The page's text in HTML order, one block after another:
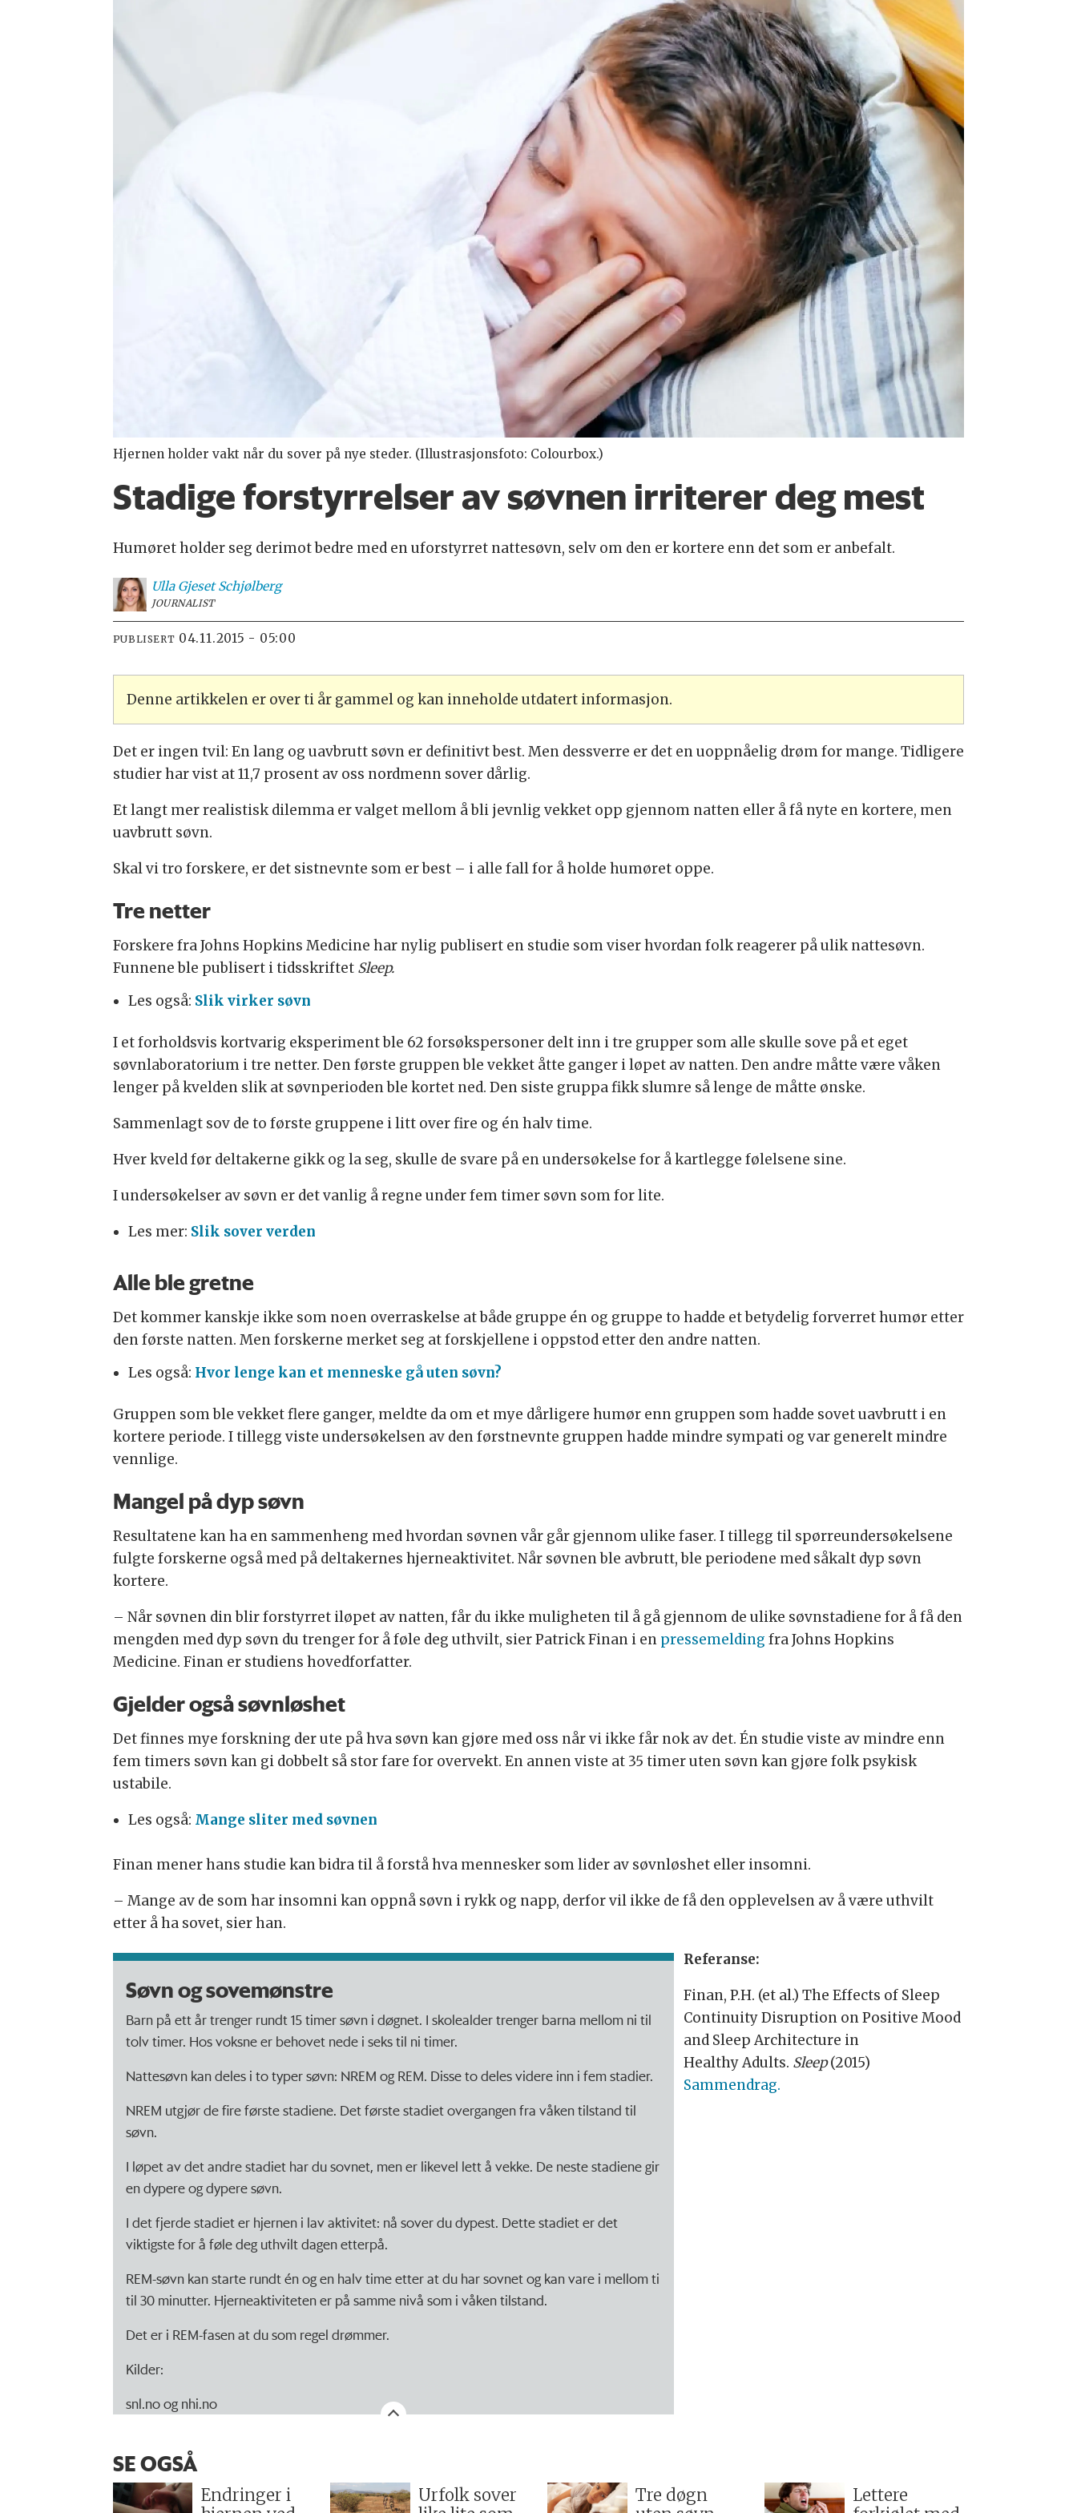
Hjernen holder vakt når du sover på nye steder. (Illustrasjonsfoto: Colourbox.)
Stadige forstyrrelser av søvnen irriterer deg mest
Humøret holder seg derimot bedre med en uforstyrret nattesøvn, selv om den er kortere enn det som er anbefalt.
Ulla Gjeset Schjølberg
JOURNALIST
PUBLISERT 04.11.2015 - 05:00
Denne artikkelen er over ti år gammel og kan inneholde utdatert informasjon.
Det er ingen tvil: En lang og uavbrutt søvn er definitivt best. Men dessverre er det en uoppnåelig drøm for mange. Tidligere
studier har vist at 11,7 prosent av oss nordmenn sover dårlig.
Et langt mer realistisk dilemma er valget mellom å bli jevnlig vekket opp gjennom natten eller å få nyte en kortere, men
uavbrutt søvn.
Skal vi tro forskere, er det sistnevnte som er best – i alle fall for å holde humøret oppe.
Tre netter
Forskere fra Johns Hopkins Medicine har nylig publisert en studie som viser hvordan folk reagerer på ulik nattesøvn.
Funnene ble publisert i tidsskriftet Sleep.
Les også: Slik virker søvn
I et forholdsvis kortvarig eksperiment ble 62 forsøkspersoner delt inn i tre grupper som alle skulle sove på et eget
søvnlaboratorium i tre netter. Den første gruppen ble vekket åtte ganger i løpet av natten. Den andre måtte være våken
lenger på kvelden slik at søvnperioden ble kortet ned. Den siste gruppa fikk slumre så lenge de måtte ønske.
Sammenlagt sov de to første gruppene i litt over fire og én halv time.
Hver kveld før deltakerne gikk og la seg, skulle de svare på en undersøkelse for å kartlegge følelsene sine.
I undersøkelser av søvn er det vanlig å regne under fem timer søvn som for lite.
Les mer: Slik sover verden
Alle ble gretne
Det kommer kanskje ikke som noen overraskelse at både gruppe én og gruppe to hadde et betydelig forverret humør etter
den første natten. Men forskerne merket seg at forskjellene i oppstod etter den andre natten.
Les også: Hvor lenge kan et menneske gå uten søvn?
Gruppen som ble vekket flere ganger, meldte da om et mye dårligere humør enn gruppen som hadde sovet uavbrutt i en
kortere periode. I tillegg viste undersøkelsen av den førstnevnte gruppen hadde mindre sympati og var generelt mindre
vennlige.
Mangel på dyp søvn
Resultatene kan ha en sammenheng med hvordan søvnen vår går gjennom ulike faser. I tillegg til spørreundersøkelsene
fulgte forskerne også med på deltakernes hjerneaktivitet. Når søvnen ble avbrutt, ble periodene med såkalt dyp søvn
kortere.
– Når søvnen din blir forstyrret iløpet av natten, får du ikke muligheten til å gå gjennom de ulike søvnstadiene for å få den
mengden med dyp søvn du trenger for å føle deg uthvilt, sier Patrick Finan i en pressemelding fra Johns Hopkins
Medicine. Finan er studiens hovedforfatter.
Gjelder også søvnløshet
Det finnes mye forskning der ute på hva søvn kan gjøre med oss når vi ikke får nok av det. Én studie viste av mindre enn
fem timers søvn kan gi dobbelt så stor fare for overvekt. En annen viste at 35 timer uten søvn kan gjøre folk psykisk
ustabile.
Les også: Mange sliter med søvnen
Finan mener hans studie kan bidra til å forstå hva mennesker som lider av søvnløshet eller insomni.
– Mange av de som har insomni kan oppnå søvn i rykk og napp, derfor vil ikke de få den opplevelsen av å være uthvilt
etter å ha sovet, sier han.
Søvn og sovemønstre
Barn på ett år trenger rundt 15 timer søvn i døgnet. I skolealder trenger barna mellom ni til
tolv timer. Hos voksne er behovet nede i seks til ni timer.
Nattesøvn kan deles i to typer søvn: NREM og REM. Disse to deles videre inn i fem stadier.
NREM utgjør de fire første stadiene. Det første stadiet overgangen fra våken tilstand til
søvn.
I løpet av det andre stadiet har du sovnet, men er likevel lett å vekke. De neste stadiene gir
en dypere og dypere søvn.
I det fjerde stadiet er hjernen i lav aktivitet: nå sover du dypest. Dette stadiet er det
viktigste for å føle deg uthvilt dagen etterpå.
REM-søvn kan starte rundt én og en halv time etter at du har sovnet og kan vare i mellom ti
til 30 minutter. Hjerneaktiviteten er på samme nivå som i våken tilstand.
Det er i REM-fasen at du som regel drømmer.
Kilder:
snl.no og nhi.no
Referanse:
Finan, P.H. (et al.) The Effects of Sleep
Continuity Disruption on Positive Mood
and Sleep Architecture in
Healthy Adults. Sleep(2015)
Sammendrag.
SE OGSÅ
Endringer i
Urfolk sover
Tre døgn
Lettere